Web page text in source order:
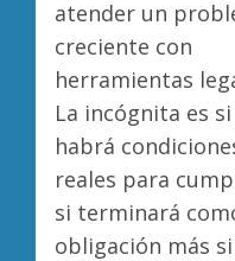
atender un
creciente con
herramientas
La incógnita es si
habrá
reales para
si terminará
obligación más